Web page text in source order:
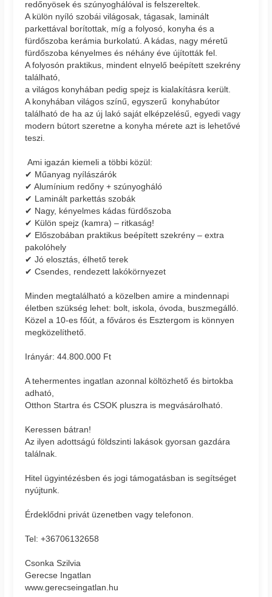
redőnyösek és szúnyoghálóval is felszereltek.
A külön nyíló szobái világosak, tágasak, laminált
parkettával borítottak, míg a folyosó, konyha és a
fürdőszoba kerámia burkolatú. A kádas, nagy méretű
fürdőszoba kényelmes és néhány éve újították fel.
A folyosón praktikus, mindent elnyelő beépített szekrény
található,
a világos konyhában pedig spejz is kialakításra került.
A konyhában világos színű, egyszerű konyhabútor
található de ha az új lakó saját elképzelésű, egyedi vagy
modern bútort szeretne a konyha mérete azt is lehetővé
teszi.
Ami igazán kiemeli a többi közül:
✔ Műanyag nyílászárók
✔ Alumínium redőny + szúnyogháló
✔ Laminált parkettás szobák
✔ Nagy, kényelmes kádas fürdőszoba
✔ Külön spejz (kamra) – ritkaság!
✔ Előszobában praktikus beépített szekrény – extra
pakolóhely
✔ Jó elosztás, élhető terek
✔ Csendes, rendezett lakókörnyezet
Minden megtalálható a közelben amire a mindennapi
életben szükség lehet: bolt, iskola, óvoda, buszmegálló.
Közel a 10-es főút, a főváros és Esztergom is könnyen
megközelíthető.
Irányár: 44.800.000 Ft
A tehermentes ingatlan azonnal költözhető és birtokba
adható,
Otthon Startra és CSOK pluszra is megvásárolható.
Keressen bátran!
Az ilyen adottságú földszinti lakások gyorsan gazdára
találnak.
Hitel ügyintézésben és jogi támogatásban is segítséget
nyújtunk.
Érdeklődni privát üzenetben vagy telefonon.
Tel: +36706132658
Csonka Szilvia
Gerecse Ingatlan
www.gerecseingatlan.hu